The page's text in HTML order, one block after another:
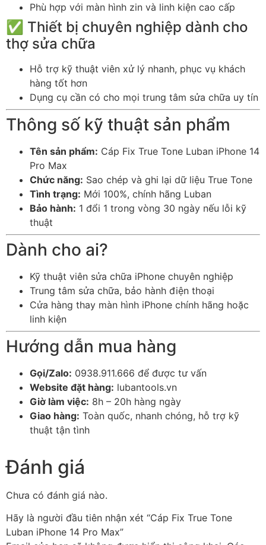
Phù hợp với màn hình zin và linh kiện cao cấp
✅ Thiết bị chuyên nghiệp dành cho
thợ sửa chữa
Hỗ trợ kỹ thuật viên xử lý nhanh, phục vụ khách
hàng tốt hơn
Dụng cụ cần có cho mọi trung tâm sửa chữa uy tín
Thông số kỹ thuật sản phẩm
Tên sản phẩm: Cáp Fix True Tone Luban iPhone 14
Pro Max
Chức năng: Sao chép và ghi lại dữ liệu True Tone
Tình trạng: Mới 100%, chính hãng Luban
Bảo hành: 1 đổi 1 trong vòng 30 ngày nếu lỗi kỹ
thuật
Dành cho ai?
Kỹ thuật viên sửa chữa iPhone chuyên nghiệp
Trung tâm sửa chữa, bảo hành điện thoại
Cửa hàng thay màn hình iPhone chính hãng hoặc
linh kiện
Hướng dẫn mua hàng
Gọi/Zalo: 0938.911.666 để được tư vấn
Website đặt hàng: lubantools.vn
Giờ làm việc: 8h – 20h hàng ngày
Giao hàng: Toàn quốc, nhanh chóng, hỗ trợ kỹ
thuật tận tình
Đánh giá
Chưa có đánh giá nào.
Hãy là người đầu tiên nhận xét “Cáp Fix True Tone
Luban iPhone 14 Pro Max”